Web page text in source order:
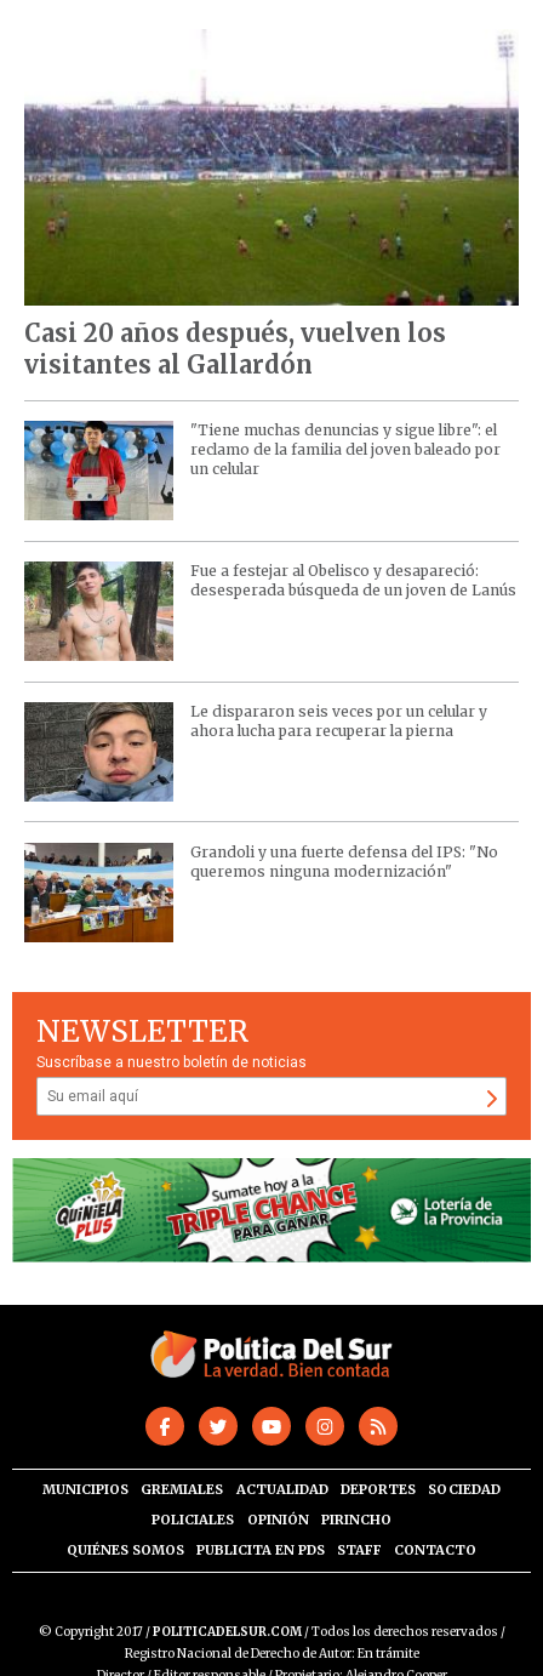
Casi 20 años después, vuelven los
visitantes al Gallardón
"Tiene muchas denuncias y sigue libre": el
reclamo de la familia del joven baleado por
un celular
Fue a festejar al Obelisco y desapareció:
desesperada búsqueda de un joven de Lanús
Le dispararon seis veces por un celular y
ahora lucha para recuperar la pierna
Grandoli y una fuerte defensa del IPS: "No
queremos ninguna modernización"
NEWSLETTER
Suscríbase a nuestro boletín de noticias
MUNICIPIOS GREMIALES ACTUALIDAD DEPORTES
SOCIEDAD
POLICIALES
OPINIÓN
PIRINCHO
QUIÉNES SOMOS
PUBLICITA EN PDS STAFF CONTACTO
© Copyright 2017 /POLITICADELSUR.COM/ Todos los derechos reservados /
Registro Nacional de Derecho de Autor: En trámite